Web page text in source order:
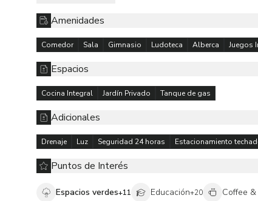
y los propietarios de los inmuebles.
La publicación de la presente información NO
de forma personal de acuerdo a las practicas
autorización expresa de los propietarios de los
Amenidades
Comedor Sala Gimnasio Ludoteca Alberca Juegos
Espacios
Cocina Integral Jardín Privado Tanque de gas
Adicionales
Drenaje Luz Seguridad 24 horas Estacionamiento
Puntos de Interés
Espacios verdes+11 Educación+20 Coffee